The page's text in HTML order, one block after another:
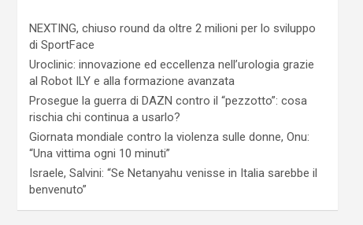
NEXTING, chiuso round da oltre 2 milioni per lo sviluppo
di SportFace
Uroclinic: innovazione ed eccellenza nell’urologia grazie
al Robot ILY e alla formazione avanzata
Prosegue la guerra di DAZN contro il “pezzotto”: cosa
rischia chi continua a usarlo?
Giornata mondiale contro la violenza sulle donne, Onu:
“Una vittima ogni 10 minuti”
Israele, Salvini: “Se Netanyahu venisse in Italia sarebbe il
benvenuto”